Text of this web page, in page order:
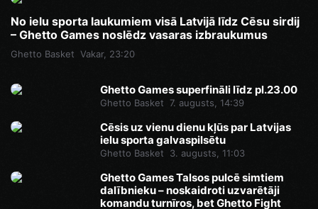
No ielu sporta laukumiem visā Latvijā līdz Cēsu sirdij
– Ghetto Games noslēdz vasaras izbraukumus
Ghetto Basket Vakar, 23:20
Ghetto Games superfināli līdz pl.23.00
Ghetto Basket 7. augusts, 14:39
Cēsis uz vienu dienu kļūs par Latvijas
ielu sporta galvaspilsētu
Ghetto Basket 3. augusts, 11:03
Ghetto Games Talsos pulcē simtiem
dalībnieku – noskaidroti uzvarētāji
komandu turnīros, bet Ghetto Fight